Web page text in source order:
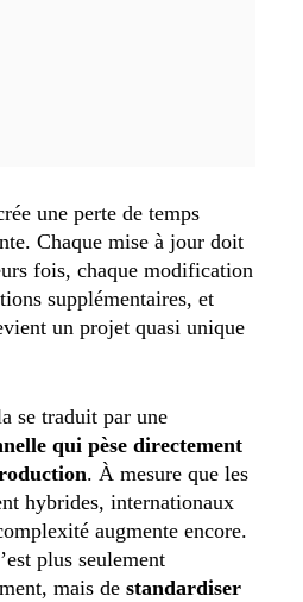
une perte de temps
Chaque mise à jour doit
fois, chaque modification
supplémentaires, et
un projet quasi unique
se traduit par une
qui pèse directement
. À mesure que les
hybrides, internationaux
augmente encore.
plus seulement
mais de standardiser